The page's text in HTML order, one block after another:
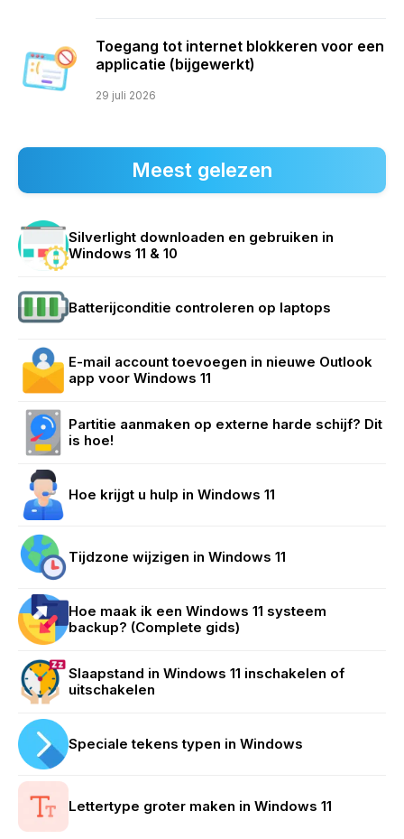
Toegang tot internet blokkeren voor een
applicatie (bijgewerkt)
29 juli 2026
Meest gelezen
Silverlight downloaden en gebruiken in
Windows 11 & 10
Batterijconditie controleren op laptops
E-mail account toevoegen in nieuwe Outlook
app voor Windows 11
Partitie aanmaken op externe harde schijf? Dit
is hoe!
Hoe krijgt u hulp in Windows 11
Tijdzone wijzigen in Windows 11
Hoe maak ik een Windows 11 systeem
backup? (Complete gids)
Slaapstand in Windows 11 inschakelen of
uitschakelen
Speciale tekens typen in Windows
Lettertype groter maken in Windows 11